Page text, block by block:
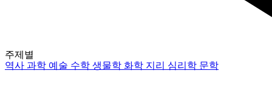
주제별
역사과학 예술 수학생물학 화학 지리 심리학 문학